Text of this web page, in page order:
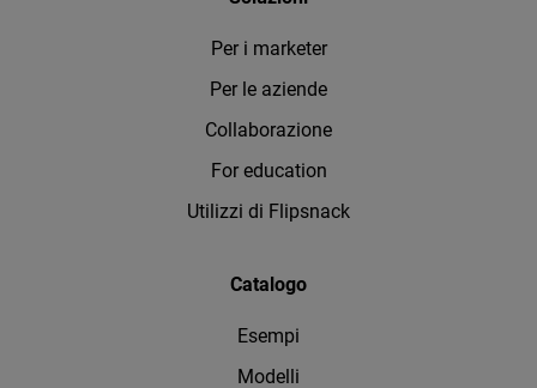
Per i marketer
Per le aziende
Collaborazione
For education
Utilizzi di Flipsnack
Catalogo
Esempi
Modelli